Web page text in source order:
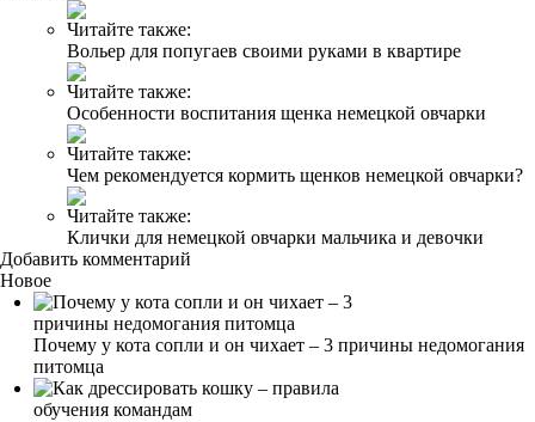
Читайте также:
Вольер для попугаев своими руками в квартире
Читайте также:
Особенности воспитания щенка немецкой овчарки
Читайте также:
Чем рекомендуется кормить щенков немецкой овчарки?
Читайте также:
Клички для немецкой овчарки мальчика и девочки
Добавить комментарий
Новое
Почему у кота сопли и он чихает – 3 причины недомогания
питомца